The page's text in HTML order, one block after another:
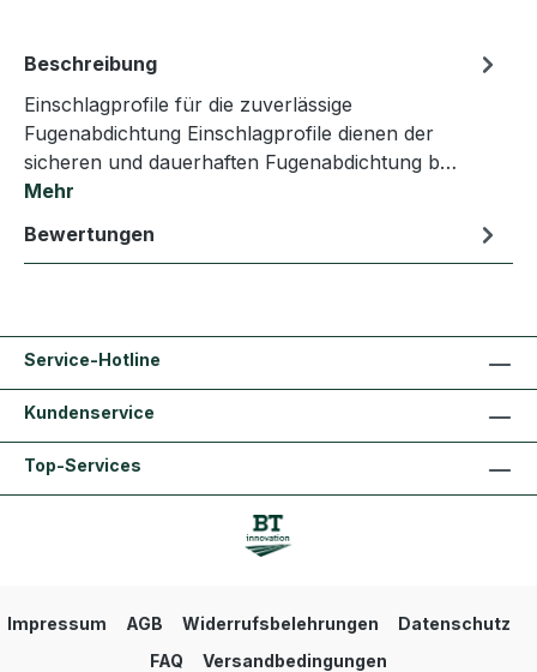
Beschreibung
Einschlagprofile für die zuverlässige
Fugenabdichtung Einschlagprofile dienen der
sicheren und dauerhaften Fugenabdichtung b…
Mehr
Bewertungen
Service-Hotline
Kundenservice
Top-Services
Impressum AGB Widerrufsbelehrungen
Datenschutz
FAQ
Versandbedingungen